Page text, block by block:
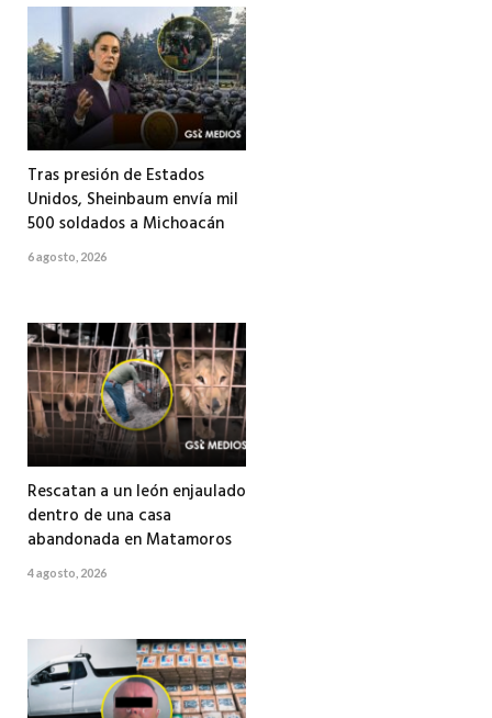
Tras presión de Estados
Unidos, Sheinbaum envía mil
500 soldados a Michoacán
6 agosto, 2026
Rescatan a un león enjaulado
dentro de una casa
abandonada en Matamoros
4 agosto, 2026